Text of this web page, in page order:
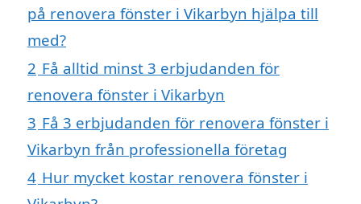
på renovera fönster i Vikarbyn hjälpa till
med?
2 Få alltid minst 3 erbjudanden för
renovera fönster i Vikarbyn
3 Få 3 erbjudanden för renovera fönster i
Vikarbyn från professionella företag
4 Hur mycket kostar renovera fönster i